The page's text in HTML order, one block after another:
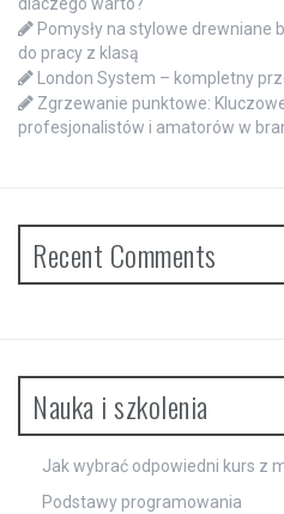
Pomysły na stylowe drewniane
do pracy z klasą
London System – kompletny
Zgrzewanie punktowe:
profesjonalistów i amatorów w
Recent Comments
Nauka i szkolenia
Jak wybrać odpowiedni kurs z
Podstawy programowania